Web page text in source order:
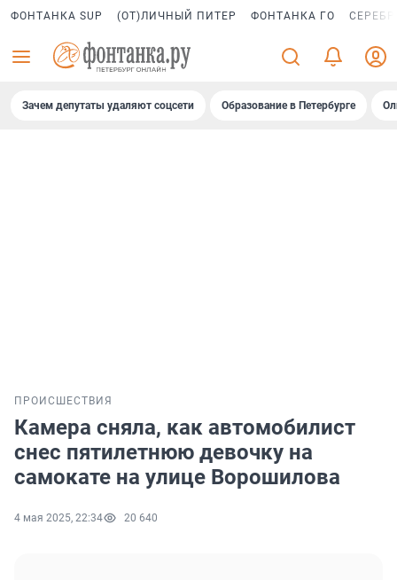
ФОНТАНКА SUP (ОТ)ЛИЧНЫЙ ПИТЕР ФОНТАНКА ГО
Зачем депутаты удаляют соцсети Образование в Петербурге
ПРОИСШЕСТВИЯ
Камера сняла, как автомобилист
снес пятилетнюю девочку на
самокате на улице Ворошилова
4 мая 2025, 22:34 20 640